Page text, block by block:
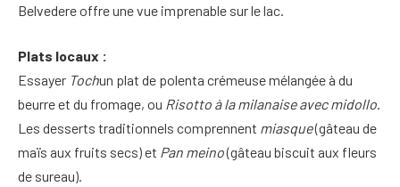
Belvedere offre une vue imprenable sur le lac.
Plats locaux :
Essayer Tochun plat de polenta crémeuse mélangée à du
beurre et du fromage, ou Risotto à la milanaise avec midollo.
Les desserts traditionnels comprennent miasque(gâteau de
maïs aux fruits secs) et Pan meino(gâteau biscuit aux fleurs
de sureau).